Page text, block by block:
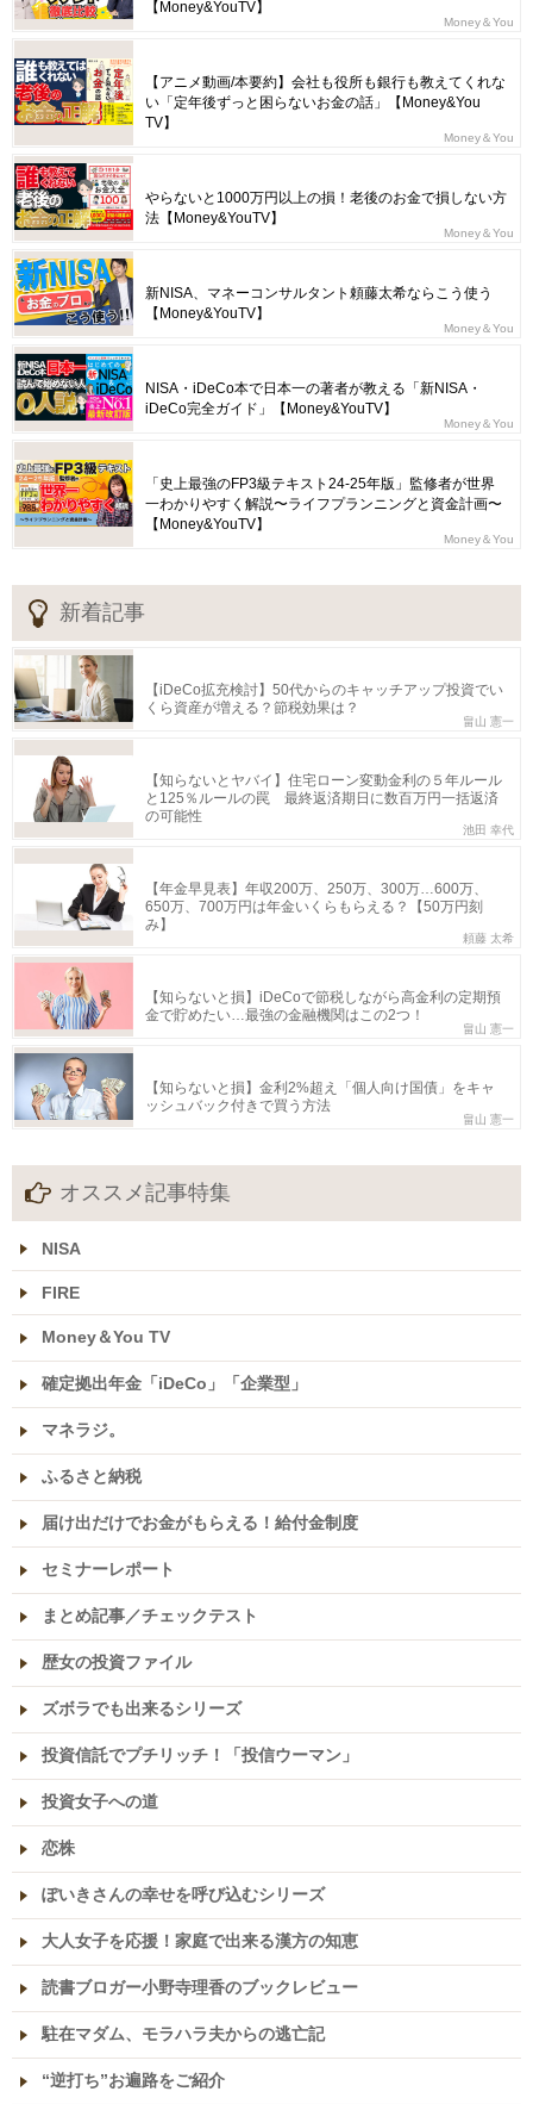
【Money&YouTV】
Money＆You
【アニメ動画/本要約】会社も役所も銀行も教えてくれな
い「定年後ずっと困らないお金の話」【Money&You
TV】
Money＆You
やらないと1000万円以上の損！老後のお金で損しない方
法【Money&YouTV】
Money＆You
新NISA、マネーコンサルタント頼藤太希ならこう使う
【Money&YouTV】
Money＆You
NISA・iDeCo本で日本一の著者が教える「新NISA・
iDeCo完全ガイド」【Money&YouTV】
Money＆You
「史上最強のFP3級テキスト24-25年版」監修者が世界
一わかりやすく解説〜ライフプランニングと資金計画〜
【Money&YouTV】
Money＆You
新着記事
【iDeCo拡充検討】50代からのキャッチアップ投資でい
くら資産が増える？節税効果は？
畠山 憲一
【知らないとヤバイ】住宅ローン変動金利の５年ルール
と125％ルールの罠 最終返済期日に数百万円一括返済
の可能性
池田 幸代
【年金早見表】年収200万、250万、300万…600万、
650万、700万円は年金いくらもらえる？【50万円刻
み】
頼藤 太希
【知らないと損】iDeCoで節税しながら高金利の定期預
金で貯めたい…最強の金融機関はこの2つ！
畠山 憲一
【知らないと損】金利2%超え「個人向け国債」をキャ
ッシュバック付きで買う方法
畠山 憲一
オススメ記事特集
NISA
FIRE
Money＆You TV
確定拠出年金「iDeCo」「企業型」
マネラジ。
ふるさと納税
届け出だけでお金がもらえる！給付金制度
セミナーレポート
まとめ記事／チェックテスト
歴女の投資ファイル
ズボラでも出来るシリーズ
投資信託でプチリッチ！「投信ウーマン」
投資女子への道
恋株
ぽいきさんの幸せを呼び込むシリーズ
大人女子を応援！家庭で出来る漢方の知恵
読書ブロガー小野寺理香のブックレビュー
駐在マダム、モラハラ夫からの逃亡記
“逆打ち”お遍路をご紹介